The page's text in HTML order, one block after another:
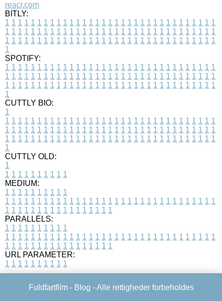
reacr.com
BITLY:
1 1 1 1 1 1 1 1 1 1 1 1 1 1 1 1 1 1 1 1 1 1 1 1 1 1 1 1 1 1 1 1 1
1 1 1 1 1 1 1 1 1 1 1 1 1 1 1 1 1 1 1 1 1 1 1 1 1 1 1 1 1 1 1 1 1
1 1 1 1 1 1 1 1 1 1 1 1 1 1 1 1 1 1 1 1 1 1 1 1 1 1 1 1 1 1 1 1 1
1
SPOTIFY:
1 1 1 1 1 1 1 1 1 1 1 1 1 1 1 1 1 1 1 1 1 1 1 1 1 1 1 1 1 1 1 1 1
1 1 1 1 1 1 1 1 1 1 1 1 1 1 1 1 1 1 1 1 1 1 1 1 1 1 1 1 1 1 1 1 1
1 1 1 1 1 1 1 1 1 1 1 1 1 1 1 1 1 1 1 1 1 1 1 1 1 1 1 1 1 1 1 1 1
1
CUTTLY BIO:
1
1 1 1 1 1 1 1 1 1 1 1 1 1 1 1 1 1 1 1 1 1 1 1 1 1 1 1 1 1 1 1 1 1
1 1 1 1 1 1 1 1 1 1 1 1 1 1 1 1 1 1 1 1 1 1 1 1 1 1 1 1 1 1 1 1 1
1 1 1 1 1 1 1 1 1 1 1 1 1 1 1 1 1 1 1 1 1 1 1 1 1 1 1 1 1 1 1 1 1
1
CUTTLY OLD:
1
1 1 1 1 1 1 1 1 1 1
MEDIUM:
1 1 1 1 1 1 1 1 1 1
1 1 1 1 1 1 1 1 1 1 1 1 1 1 1 1 1 1 1 1 1 1 1 1 1 1 1 1 1 1 1 1 1
1 1 1 1 1 1 1 1 1 1 1 1 1 1 1 1 1
PARALLELS:
1 1 1 1 1 1 1 1 1 1
1 1 1 1 1 1 1 1 1 1 1 1 1 1 1 1 1 1 1 1 1 1 1 1 1 1 1 1 1 1 1 1 1
1 1 1 1 1 1 1 1 1 1 1 1 1 1 1 1 1
URL PARAMETER:
1 1 1 1 1 1 1 1 1 1
Fuldfartfilm - Blog - Alle rettigheder forbeholdes